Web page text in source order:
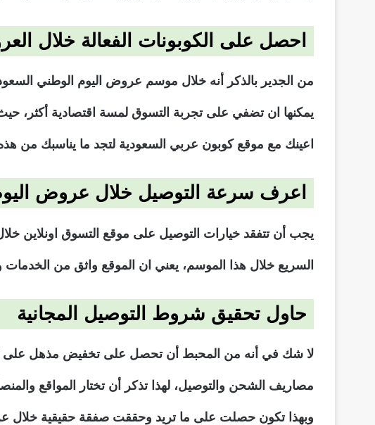
احصل على الكوبونات الفعالة خلال
يمكنها ان تضفي على تجربة التسوق لمسة اقتصادية أكثر،
اعينك مع موقع كوبون عربي السعودية لتجد ما يناسبك من هذه
اعرف سرعة التوصيل خلال عروض
يجب أن تتفقد خيارات التوصيل على موقع التسوق اونلاين
السريع خلال هذا الموسم، يعني ان الموقع واثق من
حاول تحقيق شروط التوصيل المجانية
لا شك في أنه من المحبط أن تحصل على تخفيض مذهل على
مصاريف الشحن والتوصيل، لهذا تذكر أن تختار المواقع
وبهذا تكون حصلت على ما تريد وحققت صفقة حقيقية خلال